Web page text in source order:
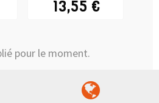
13,55 €
pour le moment.